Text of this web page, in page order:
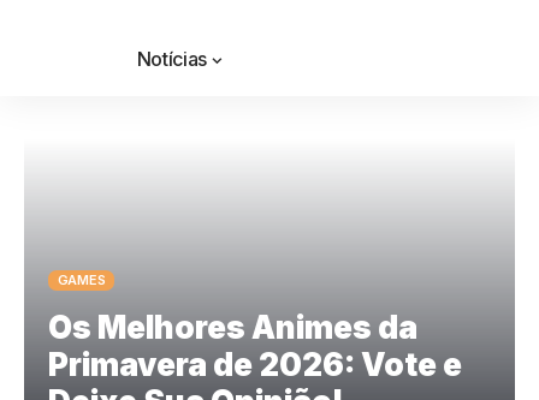
Notícias
GAMES
Os Melhores Animes da
Primavera de 2026: Vote e